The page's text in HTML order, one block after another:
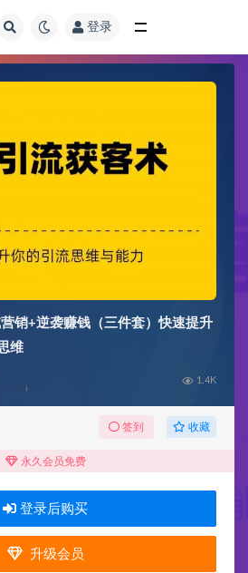
登录
销+逆袭赚钱（三件套）快速提升
维
1.4K
签到 收藏
永久会员免费
登录后购买
升级会员